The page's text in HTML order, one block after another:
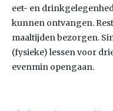
eet- en
kunnen ontvangen.
maaltijden bezorgen.
(fysieke) lessen voor
evenmin opengaan.